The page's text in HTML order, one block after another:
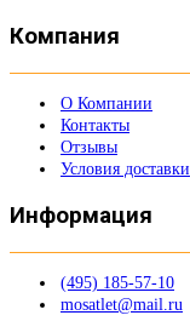
Компания
О Компании
Контакты
Отзывы
Условия доставки
Информация
(495) 185-57-10
mosatlet@mail.ru